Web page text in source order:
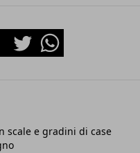
TwitterWhatsapp
scale e gradini di case